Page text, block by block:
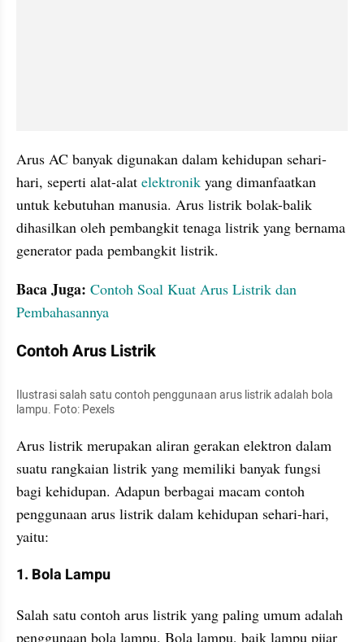
Arus AC banyak digunakan dalam kehidupan sehari-
hari, seperti alat-alat elektronik yang dimanfaatkan
untuk kebutuhan manusia. Arus listrik bolak-balik
dihasilkan oleh pembangkit tenaga listrik yang bernama
generator pada pembangkit listrik.
Baca Juga: Contoh Soal Kuat Arus Listrik dan
Pembahasannya
Contoh Arus Listrik
Ilustrasi salah satu contoh penggunaan arus listrik adalah bola
lampu. Foto: Pexels
Arus listrik merupakan aliran gerakan elektron dalam
suatu rangkaian listrik yang memiliki banyak fungsi
bagi kehidupan. Adapun berbagai macam contoh
penggunaan arus listrik dalam kehidupan sehari-hari,
yaitu:
1. Bola Lampu
Salah satu contoh arus listrik yang paling umum adalah
penggunaan bola lampu. Bola lampu, baik lampu pijar